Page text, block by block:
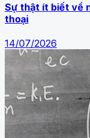
Sự thật ít biết về
thoại
14/07/2026